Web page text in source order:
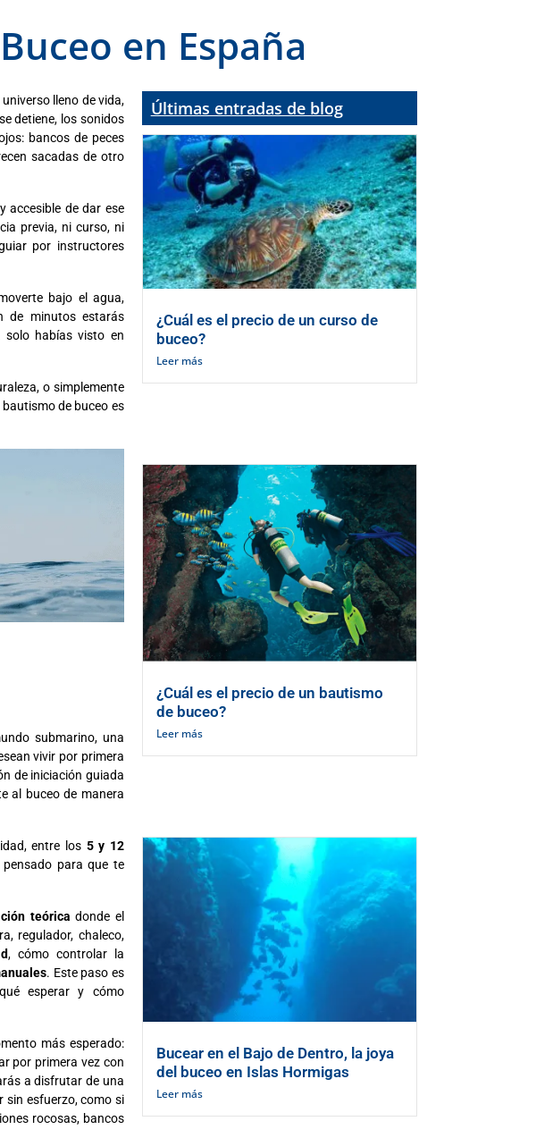
en España
lleno de vida,
detiene, los sonidos
bancos de peces
sacadas de otro
accesible de dar ese
previa, ni curso, ni
por instructores
bajo el agua,
de minutos estarás
solo habías visto en
o simplemente
de buceo es
submarino, una
vivir por primera
de iniciación guiada
al buceo de manera
entre los 5 y 12
para que te
teórica donde el
regulador, chaleco,
, cómo controlar la
. Este paso es
esperar y cómo
más esperado:
por primera vez con
a disfrutar de una
sin esfuerzo, como si
rocosas, bancos
Últimas entradas de blog
¿Cuál es el precio de un curso de
buceo?
Leer más
¿Cuál es el precio de un bautismo
de buceo?
Leer más
Bucear en el Bajo de Dentro, la joya
del buceo en Islas Hormigas
Leer más